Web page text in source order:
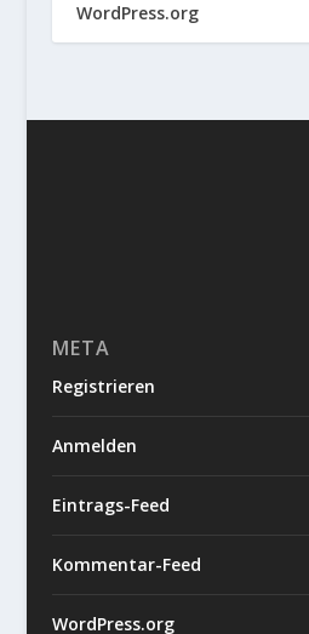
WordPress.org
META
Registrieren
Anmelden
Eintrags-Feed
Kommentar-Feed
WordPress.org